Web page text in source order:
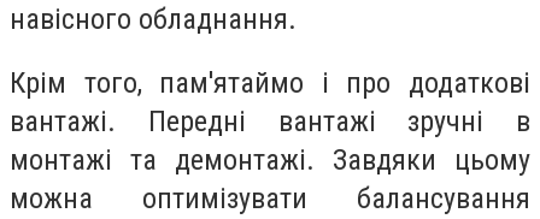
навісного обладнання.
Крім того, пам'ятаймо і про додаткові
вантажі. Передні вантажі зручні в
монтажі та демонтажі. Завдяки цьому
можна оптимізувати балансування